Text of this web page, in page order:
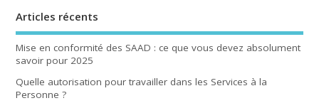
Articles récents
Mise en conformité des SAAD : ce que vous devez absolument
savoir pour 2025
Quelle autorisation pour travailler dans les Services à la
Personne ?